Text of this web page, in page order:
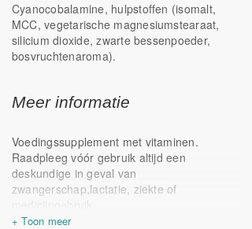
Cyanocobalamine, hulpstoffen (isomalt,
MCC, vegetarische magnesiumstearaat,
silicium dioxide, zwarte bessenpoeder,
bosvruchtenaroma).
Meer informatie
Voedingssupplement met vitaminen.
Raadpleeg vóór gebruik altijd een
deskundige in geval van
zwangerschap,lactatie, ziekte of
Een gevarieerde, evenwichtige voeding en